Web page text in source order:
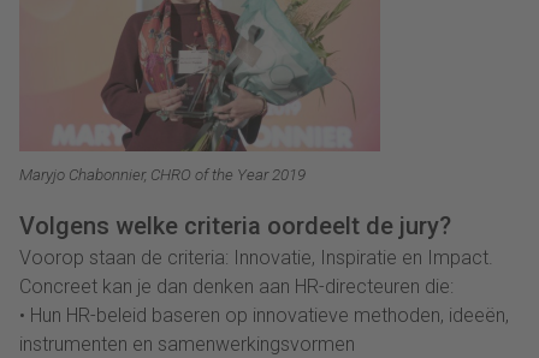
Maryjo Chabonnier, CHRO of the Year 2019
Volgens welke criteria oordeelt de jury?
Voorop staan de criteria: Innovatie, Inspiratie en Impact.
Concreet kan je dan denken aan HR-directeuren die:
• Hun HR-beleid baseren op innovatieve methoden, ideeën,
instrumenten en samenwerkingsvormen